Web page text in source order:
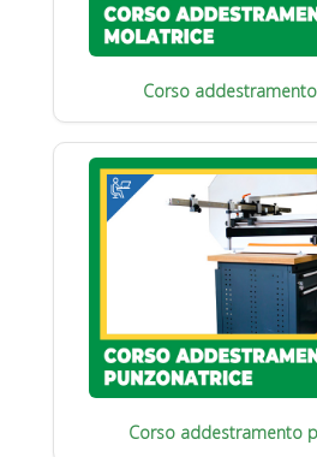
Corso
Corso addestramento